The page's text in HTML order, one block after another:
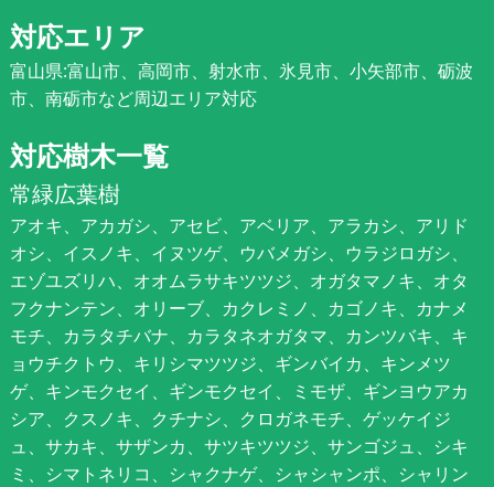
対応エリア
富山県:富山市、高岡市、射水市、氷見市、小矢部市、砺波
市、南砺市など周辺エリア対応
対応樹木一覧
常緑広葉樹
アオキ、アカガシ、アセビ、アベリア、アラカシ、アリド
オシ、イスノキ、イヌツゲ、ウバメガシ、ウラジロガシ、
エゾユズリハ、オオムラサキツツジ、オガタマノキ、オタ
フクナンテン、オリーブ、カクレミノ、カゴノキ、カナメ
モチ、カラタチバナ、カラタネオガタマ、カンツバキ、キ
ョウチクトウ、キリシマツツジ、ギンバイカ、キンメツ
ゲ、キンモクセイ、ギンモクセイ、ミモザ、ギンヨウアカ
シア、クスノキ、クチナシ、クロガネモチ、ゲッケイジ
ュ、サカキ、サザンカ、サツキツツジ、サンゴジュ、シキ
ミ、シマトネリコ、シャクナゲ、シャシャンポ、シャリン